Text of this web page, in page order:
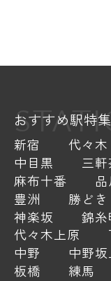
おすすめ駅特集
新宿 代々木
中目黒
三
麻布十番
品
豊洲
勝どき
神楽坂
錦糸
代々木上原
中野
中野坂
板橋
練馬